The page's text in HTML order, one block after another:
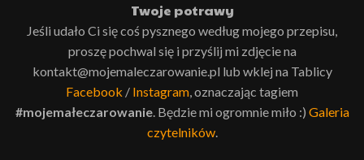
Twoje potrawy
Jeśli udało Ci się coś pysznego według mojego przepisu,
proszę pochwal się i przyślij mi zdjęcie na
kontakt@mojemaleczarowanie.pl lub wklej na Tablicy
Facebook / Instagram, oznaczając tagiem
#mojemałeczarowanie. Będzie mi ogromnie miło :) Galeria
czytelników.